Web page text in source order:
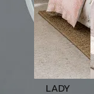
LADY